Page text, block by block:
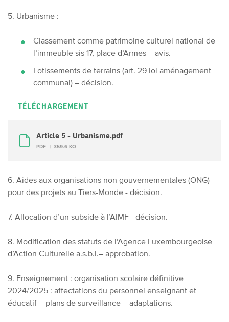
5. Urbanisme :
Classement comme patrimoine culturel national de
l’immeuble sis 17, place d’Armes – avis.
Lotissements de terrains (art. 29 loi aménagement
communal) – décision.
TÉLÉCHARGEMENT
Article 5 - Urbanisme.pdf
PDF 359.6 KO
6. Aides aux organisations non gouvernementales (ONG)
pour des projets au Tiers-Monde - décision.
7. Allocation d’un subside à l’AIMF - décision.
8. Modification des statuts de l’Agence Luxembourgeoise
d’Action Culturelle a.s.b.l.– approbation.
9. Enseignement : organisation scolaire définitive
2024/2025 : affectations du personnel enseignant et
éducatif – plans de surveillance – adaptations.